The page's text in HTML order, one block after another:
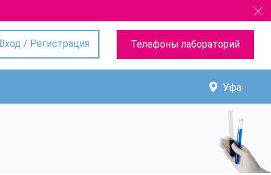
Вход / Регистрация Телефоны лабораторий
Уфа